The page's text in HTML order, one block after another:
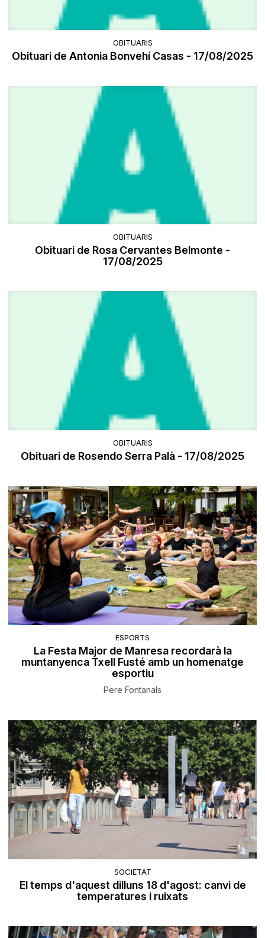
OBITUARIS
Obituari de Antonia Bonvehí Casas - 17/08/2025
OBITUARIS
Obituari de Rosa Cervantes Belmonte -
17/08/2025
OBITUARIS
Obituari de Rosendo Serra Palà - 17/08/2025
ESPORTS
La Festa Major de Manresa recordarà la
muntanyenca Txell Fusté amb un homenatge
esportiu
Pere Fontanals
SOCIETAT
El temps d'aquest dilluns 18 d'agost: canvi de
temperatures i ruixats